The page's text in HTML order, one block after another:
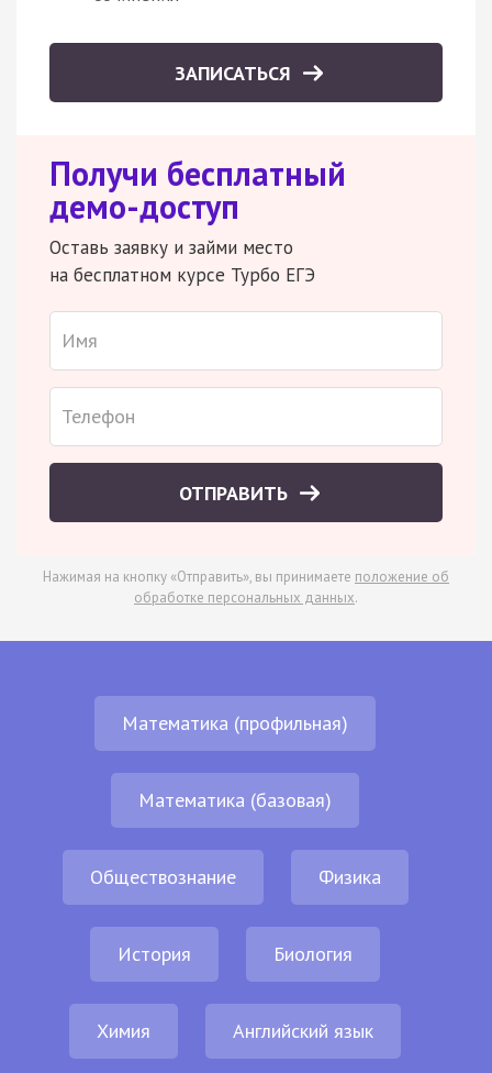
ЗАПИСАТЬСЯ
Получи бесплатный
демо-доступ
Оставь заявку и займи место
на бесплатном курсе Турбо ЕГЭ
ОТПРАВИТЬ
Нажимая на кнопку «Отправить», вы принимаете положение об
обработке персональных данных.
Математика (профильная)
Математика (базовая)
Обществознание Физика
История Биология
Химия Английский язык